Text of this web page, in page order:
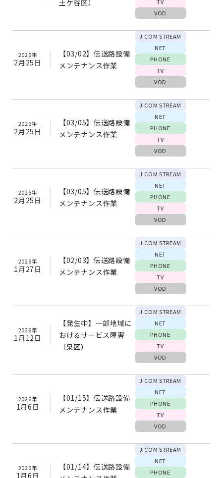
土ケ谷区）
VOD
2026年
2月25日
【03/02】伝送路設備
メンテナンス作業
J:COM STREAM
NET
PHONE
TV
VOD
2026年
2月25日
【03/05】伝送路設備
メンテナンス作業
J:COM STREAM
NET
PHONE
TV
VOD
2026年
2月25日
【03/05】伝送路設備
メンテナンス作業
J:COM STREAM
NET
PHONE
TV
VOD
2026年
1月27日
【02/03】伝送路設備
メンテナンス作業
J:COM STREAM
NET
PHONE
TV
VOD
2026年
1月12日
【発生中】一部地域に
おけるサービス障害
（泉区）
J:COM STREAM
NET
PHONE
TV
VOD
2026年
1月6日
【01/15】伝送路設備
メンテナンス作業
J:COM STREAM
NET
PHONE
TV
VOD
2026年
1月6日
【01/14】伝送路設備
J:COM STREAM
NET
PHONE